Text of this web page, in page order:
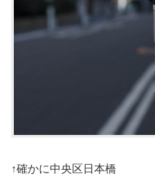
↑確かに中央区日本橋